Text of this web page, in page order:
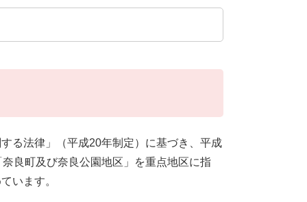
る法律」（平成20年制定）に基づき、平成
良町及び奈良公園地区」を重点地区に指
います。